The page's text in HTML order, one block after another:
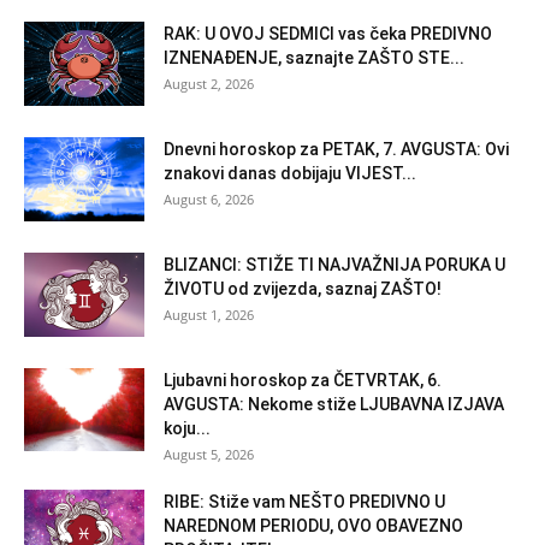
RAK: U OVOJ SEDMICI vas čeka PREDIVNO
IZNENAĐENJE, saznajte ZAŠTO STE...
August 2, 2026
Dnevni horoskop za PETAK, 7. AVGUSTA: Ovi
znakovi danas dobijaju VIJEST...
August 6, 2026
BLIZANCI: STIŽE TI NAJVAŽNIJA PORUKA U
ŽIVOTU od zvijezda, saznaj ZAŠTO!
August 1, 2026
Ljubavni horoskop za ČETVRTAK, 6.
AVGUSTA: Nekome stiže LJUBAVNA IZJAVA
koju...
August 5, 2026
RIBE: Stiže vam NEŠTO PREDIVNO U
NAREDNOM PERIODU, OVO OBAVEZNO